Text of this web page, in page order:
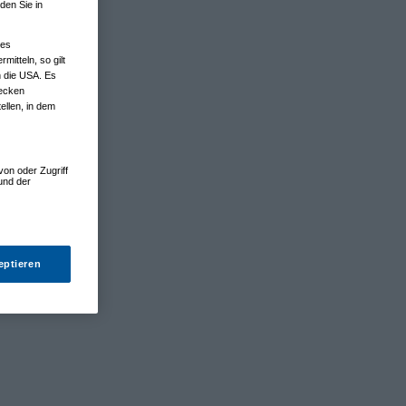
Sie in
so gilt
die USA. Es
in dem
oder Zugriff
der